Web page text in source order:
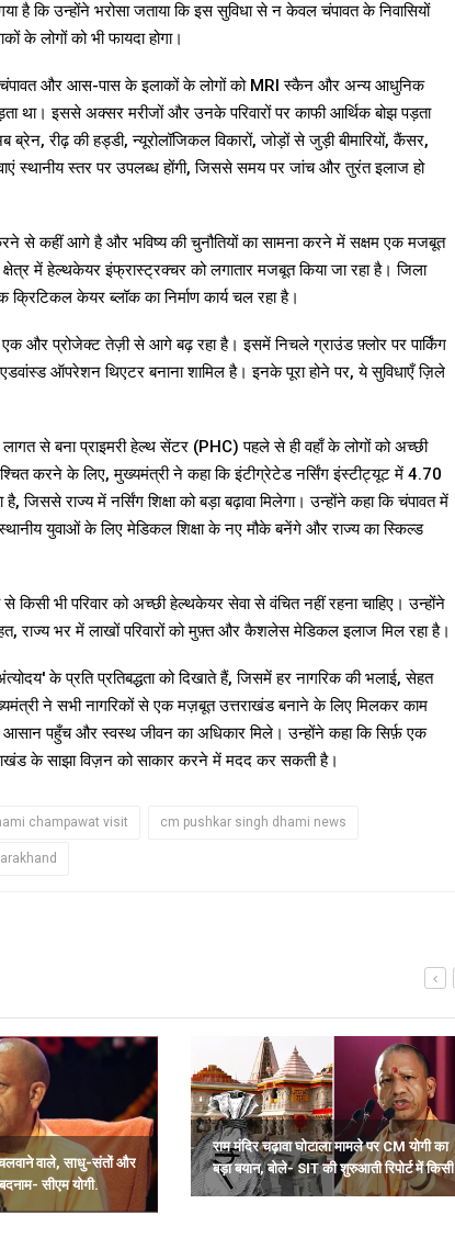
है कि उन्होंने भरोसा जताया कि इस सुविधा से न केवल चंपावत के निवासियों
के लोगों को भी फायदा होगा।
चंपावत और आस-पास के इलाकों के लोगों को MRI स्कैन और अन्य आधुनिक
था। इससे अक्सर मरीजों और उनके परिवारों पर काफी आर्थिक बोझ पड़ता
रीढ़ की हड्डी, न्यूरोलॉजिकल विकारों, जोड़ों से जुड़ी बीमारियों, कैंसर,
स्थानीय स्तर पर उपलब्ध होंगी, जिससे समय पर जांच और तुरंत इलाज हो
से कहीं आगे है और भविष्य की चुनौतियों का सामना करने में सक्षम एक मजबूत
में हेल्थकेयर इंफ्रास्ट्रक्चर को लगातार मजबूत किया जा रहा है। जिला
केयर ब्लॉक का निर्माण कार्य चल रहा है।
और प्रोजेक्ट तेज़ी से आगे बढ़ रहा है। इसमें निचले ग्राउंड फ़्लोर पर पार्किंग
ऑपरेशन थिएटर बनाना शामिल है। इनके पूरा होने पर, ये सुविधाएँ ज़िले
से बना प्राइमरी हेल्थ सेंटर (PHC) पहले से ही वहाँ के लोगों को अच्छी
करने के लिए, मुख्यमंत्री ने कहा कि इंटीग्रेटेड नर्सिंग इंस्टीट्यूट में ₹4.70
राज्य में नर्सिंग शिक्षा को बड़ा बढ़ावा मिलेगा। उन्होंने कहा कि चंपावत में
युवाओं के लिए मेडिकल शिक्षा के नए मौके बनेंगे और राज्य का स्किल्ड
भी परिवार को अच्छी हेल्थकेयर सेवा से वंचित नहीं रहना चाहिए। उन्होंने
राज्य भर में लाखों परिवारों को मुफ़्त और कैशलेस मेडिकल इलाज मिल रहा है।
के प्रति प्रतिबद्धता को दिखाते हैं, जिसमें हर नागरिक की भलाई, सेहत
ने सभी नागरिकों से एक मज़बूत उत्तराखंड बनाने के लिए मिलकर काम
पहुँच और स्वस्थ जीवन का अधिकार मिले। उन्होंने कहा कि सिर्फ़ एक
के साझा विज़न को साकार करने में मदद कर सकती है।
champawat visit cm pushkar singh dhami news
चलवाने वाले, साधु-संतों और
सीएम योगी.
राम मंदिर चढ़ावा घोटाला मामले पर CM योगी का
बड़ा बयान, बोले- SIT की शुरुआती रिपोर्ट में किसी
साधु-संत की भूमिका नहीं मिली.